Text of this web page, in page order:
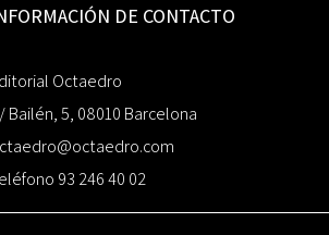
DE CONTACTO
Octaedro
Bailén, 5, 08010 Barcelona
93 246 40 02